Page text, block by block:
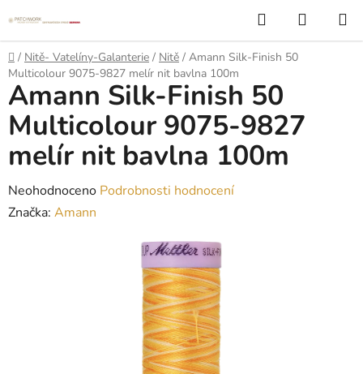
na
obsah
Hledat
KOŠÍK
Domů
/ Nitě- Vatelíny-Galanterie / Nitě / Amann Silk-Finish 50
Multicolour 9075-9827 melír nit bavlna 100m
Amann Silk-Finish 50
Multicolour 9075-9827
melír nit bavlna 100m
Průměrné
hodnocení
Neohodnoceno Podrobnosti hodnocení
Značka: Amann